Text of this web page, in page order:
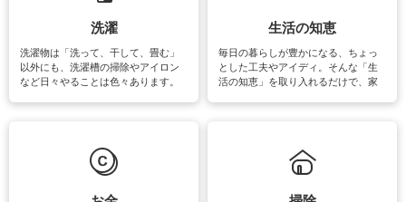
洗濯
洗濯物は「洗って、干して、畳む」
以外にも、洗濯槽の掃除やアイロン
など日々やることは色々あります。
マットなどの大きな洗濯物も、正し
い洗い方をすれば自宅で洗うことが
報やお悩み解消のための情報をご紹
生活の知恵
毎日の暮らしが豊かになる、ちょっ
とした工夫やアイディ。そんな「生
活の知恵」を取り入れるだけで、家